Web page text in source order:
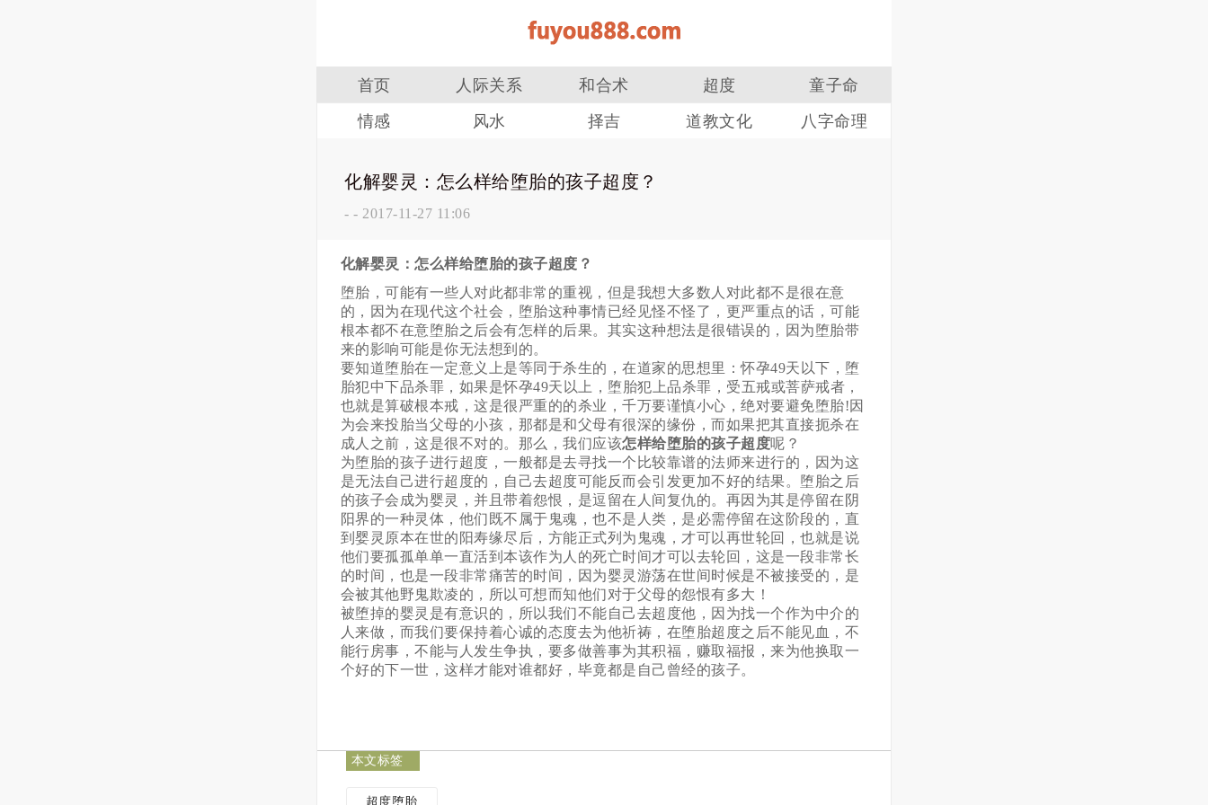
首页 人际关系 和合术 超度
童子命
情感
风水 择吉 道教文化 八字命理
化解婴灵：怎么样给堕胎的孩子超度？
- - 2017-11-27 11:06
化解婴灵：怎么样给堕胎的孩子超度？
堕胎，可能有一些人对此都非常的重视，但是我想大多数人对此都不是很在意
的，因为在现代这个社会，堕胎这种事情已经见怪不怪了，更严重点的话，可能
根本都不在意堕胎之后会有怎样的后果。其实这种想法是很错误的，因为堕胎带
来的影响可能是你无法想到的。
要知道堕胎在一定意义上是等同于杀生的，在道家的思想里：怀孕49天以下，堕
胎犯中下品杀罪，如果是怀孕49天以上，堕胎犯上品杀罪，受五戒或菩萨戒者，
也就是算破根本戒，这是很严重的的杀业，千万要谨慎小心，绝对要避免堕胎!因
为会来投胎当父母的小孩，那都是和父母有很深的缘份，而如果把其直接扼杀在
成人之前，这是很不对的。那么，我们应该怎样给堕胎的孩子超度呢？
为堕胎的孩子进行超度，一般都是去寻找一个比较靠谱的法师来进行的，因为这
是无法自己进行超度的，自己去超度可能反而会引发更加不好的结果。堕胎之后
的孩子会成为婴灵，并且带着怨恨，是逗留在人间复仇的。再因为其是停留在阴
阳界的一种灵体，他们既不属于鬼魂，也不是人类，是必需停留在这阶段的，直
到婴灵原本在世的阳寿缘尽后，方能正式列为鬼魂，才可以再世轮回，也就是说
他们要孤孤单单一直活到本该作为人的死亡时间才可以去轮回，这是一段非常长
的时间，也是一段非常痛苦的时间，因为婴灵游荡在世间时候是不被接受的，是
会被其他野鬼欺凌的，所以可想而知他们对于父母的怨恨有多大！
被堕掉的婴灵是有意识的，所以我们不能自己去超度他，因为找一个作为中介的
人来做，而我们要保持着心诚的态度去为他祈祷，在堕胎超度之后不能见血，不
能行房事，不能与人发生争执，要多做善事为其积福，赚取福报，来为他换取一
个好的下一世，这样才能对谁都好，毕竟都是自己曾经的孩子。
本文标签
超度堕胎